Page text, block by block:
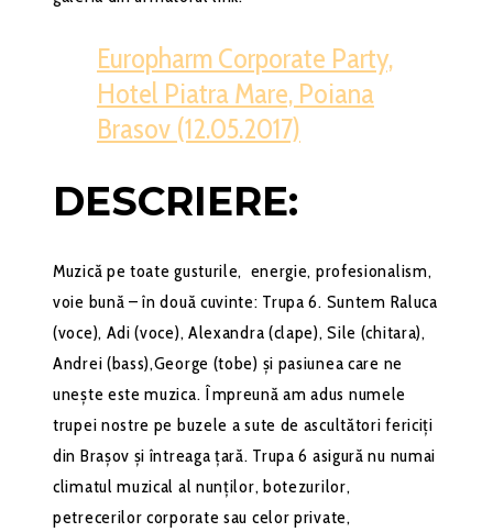
Europharm Corporate Party,
Hotel Piatra Mare, Poiana
Brasov (12.05.2017)
DESCRIERE:
Muzică pe toate gusturile, energie, profesionalism,
voie bună – în două cuvinte: Trupa 6. Suntem Raluca
(voce), Adi (voce), Alexandra (clape), Sile (chitara),
Andrei (bass),George (tobe) și pasiunea care ne
unește este muzica. Împreună am adus numele
trupei nostre pe buzele a sute de ascultători fericiți
din Brașov și întreaga țară. Trupa 6 asigură nu numai
climatul muzical al nunților, botezurilor,
petrecerilor corporate sau celor private,